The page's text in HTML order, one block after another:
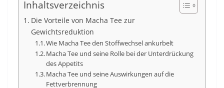
Inhaltsverzeichnis
Die Vorteile von Macha Tee zur
Gewichtsreduktion
Wie Macha Tee den Stoffwechsel ankurbelt
Macha Tee und seine Rolle bei der Unterdrückung
des Appetits
Macha Tee und seine Auswirkungen auf die
Fettverbrennung